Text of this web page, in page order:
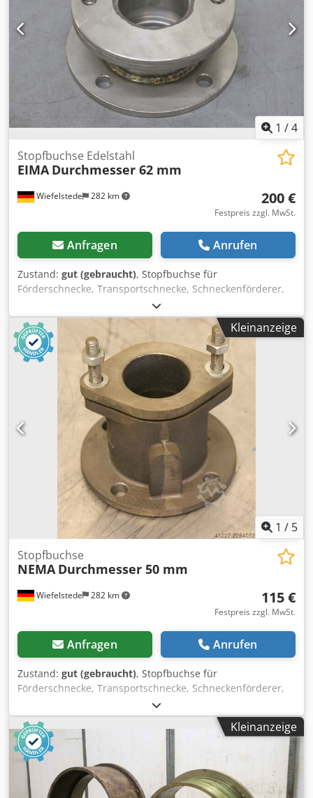
1 /4
Wiefelstede 282 km
Stopfbuchse Edelstahl
EIMA Durchmesser 62 mm
200 €
Festpreis zzgl. MwSt.
Anfragen Anrufen
Zustand: gut (gebraucht), Stopfbuchse für
Förderschnecke, Transportschnecke, Schneckenförderer,
Fördertechnik, Rohrförderschnecke, Trocknungsschnecke,
Kühlschnecke, Külrohrschnecke, Heizschnecke,
Heizrohrschnecke, Schneckenwämetauscher -Stopfbuchse:
aus Edelstahl Dcsdpst Apm Njfx Af Djk -Stopfbuchse: für Ø
62 mm Welle (Innendurchmesser 64 mm) -für
Stopfbuchsenband (Innendurchmesser 80,2 mm) -Anzahl:
5x Stopfbuchsen vorhanden -Preis: pro Stück -
Abmessungen: 149/149/H70 mm -Gewicht: 3,3 kg
Kleinanzeige
1 / 5
Wiefelstede 282 km
Stopfbuchse
NEMA Durchmesser 50 mm
115 €
Festpreis zzgl. MwSt.
Anfragen Anrufen
Zustand: gut (gebraucht), Stopfbuchse für
Förderschnecke, Transportschnecke, Schneckenförderer,
Fördertechnik, Rohrförderschnecke, Trocknungsschnecke,
Kühlschnecke, Külrohrschnecke, Heizschnecke,
Heizrohrschnecke, Schneckenwämetauscher Dsdpfecgc
Uyox Af Dock -Stopfbuchse: für Ø 50 mm Welle -für:
Stopfbuchsenband -Anzahl: 8x Stopfbuchsen vorhanden -
Preis: pro Stück -Abmessungen: 135/135/H145 mm -
Gewicht: 2,6 kg
Kleinanzeige